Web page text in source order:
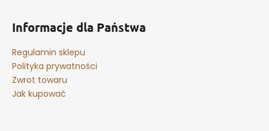
Informacje dla Państwa
Regulamin sklepu
Polityka prywatności
Zwrot towaru
Jak kupować